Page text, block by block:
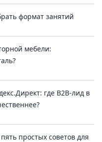
формат занятий
мебели:
где B2B-лид в
простых советов для